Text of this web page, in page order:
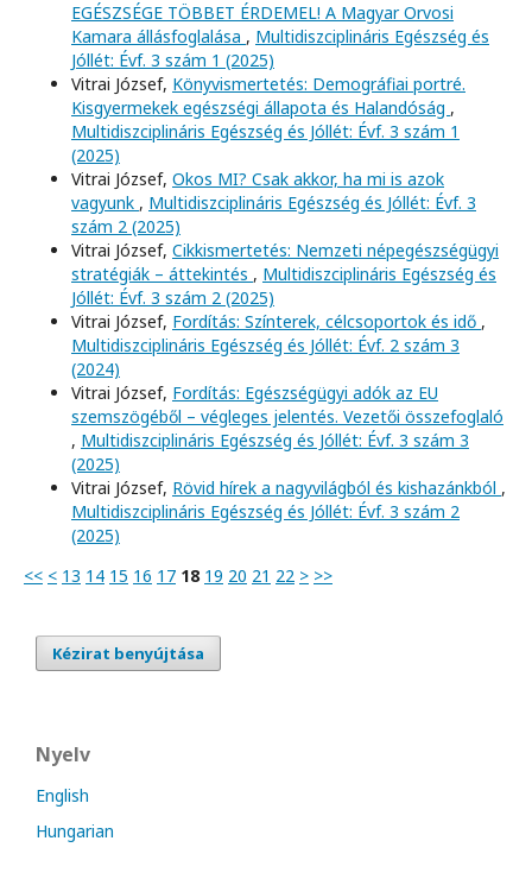
EGÉSZSÉGE TÖBBET ÉRDEMEL! A Magyar Orvosi
Kamara állásfoglalása , Multidiszciplináris Egészség és
Jóllét: Évf. 3 szám 1 (2025)
Vitrai József, Könyvismertetés: Demográfiai portré.
Kisgyermekek egészségi állapota és Halandóság ,
Multidiszciplináris Egészség és Jóllét: Évf. 3 szám 1
(2025)
Vitrai József, Okos MI? Csak akkor, ha mi is azok
vagyunk , Multidiszciplináris Egészség és Jóllét: Évf. 3
szám 2 (2025)
Vitrai József, Cikkismertetés: Nemzeti népegészségügyi
stratégiák – áttekintés , Multidiszciplináris Egészség és
Jóllét: Évf. 3 szám 2 (2025)
Vitrai József, Fordítás: Színterek, célcsoportok és idő ,
Multidiszciplináris Egészség és Jóllét: Évf. 2 szám 3
(2024)
Vitrai József, Fordítás: Egészségügyi adók az EU
szemszögéből – végleges jelentés. Vezetői összefoglaló
, Multidiszciplináris Egészség és Jóllét: Évf. 3 szám 3
(2025)
Vitrai József, Rövid hírek a nagyvilágból és kishazánkból ,
Multidiszciplináris Egészség és Jóllét: Évf. 3 szám 2
(2025)
<< < 13 14 15 16 17 18 19 20 21 22 > >>
Kézirat benyújtása
Nyelv
English
Hungarian